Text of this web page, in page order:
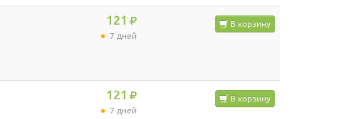
121
7 дней
В корзину
121
7 дней
В корзину